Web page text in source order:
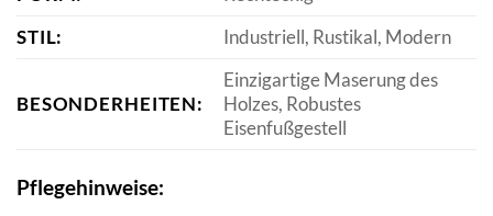
STIL:
Industriell, Rustikal, Modern
BESONDERHEITEN:
Einzigartige Maserung des
Holzes, Robustes
Eisenfußgestell
Pflegehinweise: